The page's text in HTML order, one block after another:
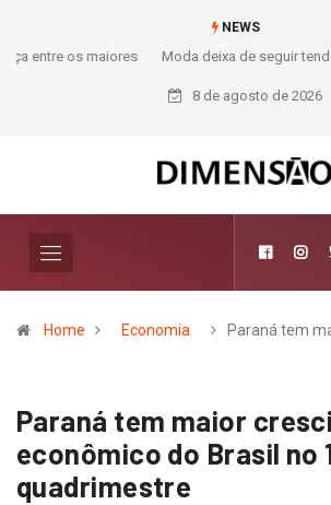
NEWS
Moda deixa de seguir tendências e passa a
aposta na curadoria como novo
8 de agosto de 2026
Home Economia Paraná tem
Paraná tem maior
econômico do Brasil no
quadrimestre